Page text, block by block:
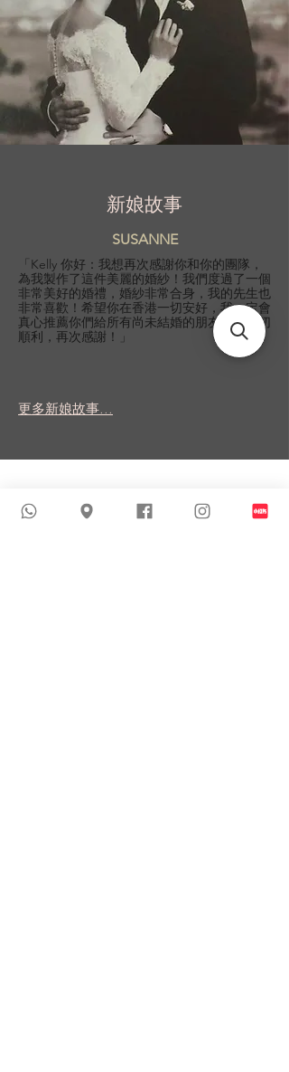
新娘故事
SUSANNE
「Kelly 你好：我想再次感謝你和你的團隊，
為我製作了這件美麗的婚紗！我們度過了一個
非常美好的婚禮，婚紗非常合身，我的先生也
非常喜歡！希望你在香港一切安好，我一定會
真心推薦你們給所有尚未結婚的朋友！祝一切
順利，再次感謝！」
更多新娘故事...
類似商品